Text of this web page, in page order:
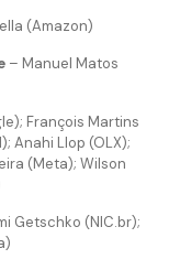
(Amazon)
– Manuel Matos
François Martins
Anahi Llop (OLX);
(Meta); Wilson
Getschko (NIC.br);